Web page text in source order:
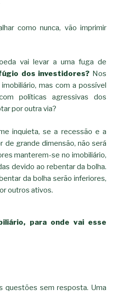
como nunca, vão imprimir
vai levar a uma fuga de
dos investidores? Nos
mas com a possível
políticas agressivas dos
por outra via?
inquieta, se a recessão e a
de grande dimensão, não será
manterem-se no imobiliário,
devido ao rebentar da bolha.
da bolha serão inferiores,
outros ativos.
para onde vai esse
questões sem resposta. Uma